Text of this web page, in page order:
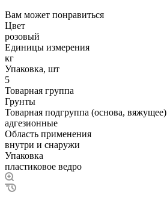
Вам может понравиться
Цвет
розовый
Единицы измерения
кг
Упаковка, шт
5
Товарная группа
Грунты
Товарная подгруппа (основа, вяжущее)
адгезионные
Область применения
внутри и снаружи
Упаковка
пластиковое ведро